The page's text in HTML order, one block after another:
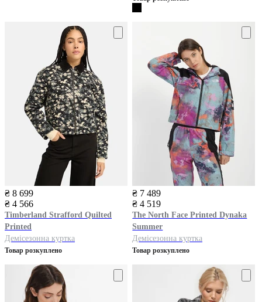
₴ 8 699
₴ 4 566
Timberland Strafford Quilted
Printed
Демісезонна куртка
Товар розкуплено
₴ 7 489
₴ 4 519
The North Face Printed Dynaka
Summer
Демісезонна куртка
Товар розкуплено